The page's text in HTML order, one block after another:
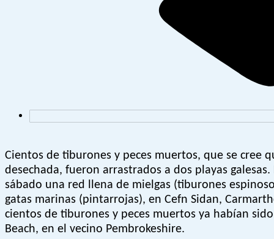
Cientos de tiburones y peces muertos, que se cree
desechada, fueron arrastrados a dos playas
sábado una red llena de mielgas (tiburones
gatas marinas (pintarrojas), en Cefn Sidan,
cientos de tiburones y peces muertos ya habían
Beach, en el vecino Pembrokeshire.